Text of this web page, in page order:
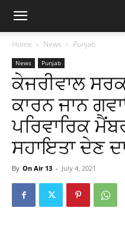
Home News Punjab
News Punjab
ਕੇਜਰੀਵਾਲ
ਕਾਰਨ ਜਾਨ
ਪਰਿਵਾਰਿਕ
ਸਹਾਇਤਾ ਦੇਣ
By On Air 13 - July 4, 2021